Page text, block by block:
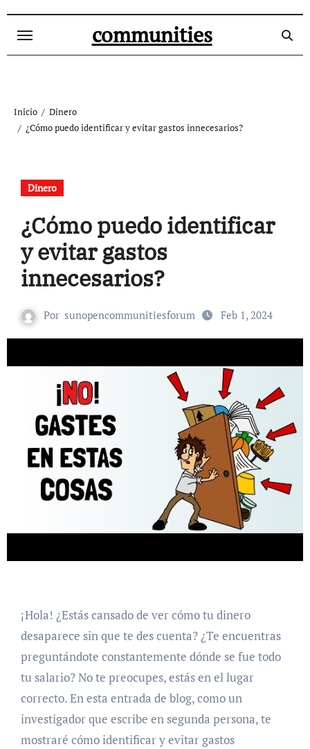
communities
Inicio
Dinero
¿Cómo puedo identificar y evitar gastos innecesarios?
Dinero
¿Cómo puedo identificar
y evitar gastos
innecesarios?
Por sunopencommunitiesforum Feb 1, 2024
¡Hola! ¿Estás cansado de ver cómo tu dinero
desaparece sin que te des cuenta? ¿Te encuentras
preguntándote constantemente dónde se fue todo
tu salario? No te preocupes, estás en el lugar
correcto. En esta entrada de blog, como un
investigador que escribe en segunda persona, te
mostraré cómo identificar y evitar gastos